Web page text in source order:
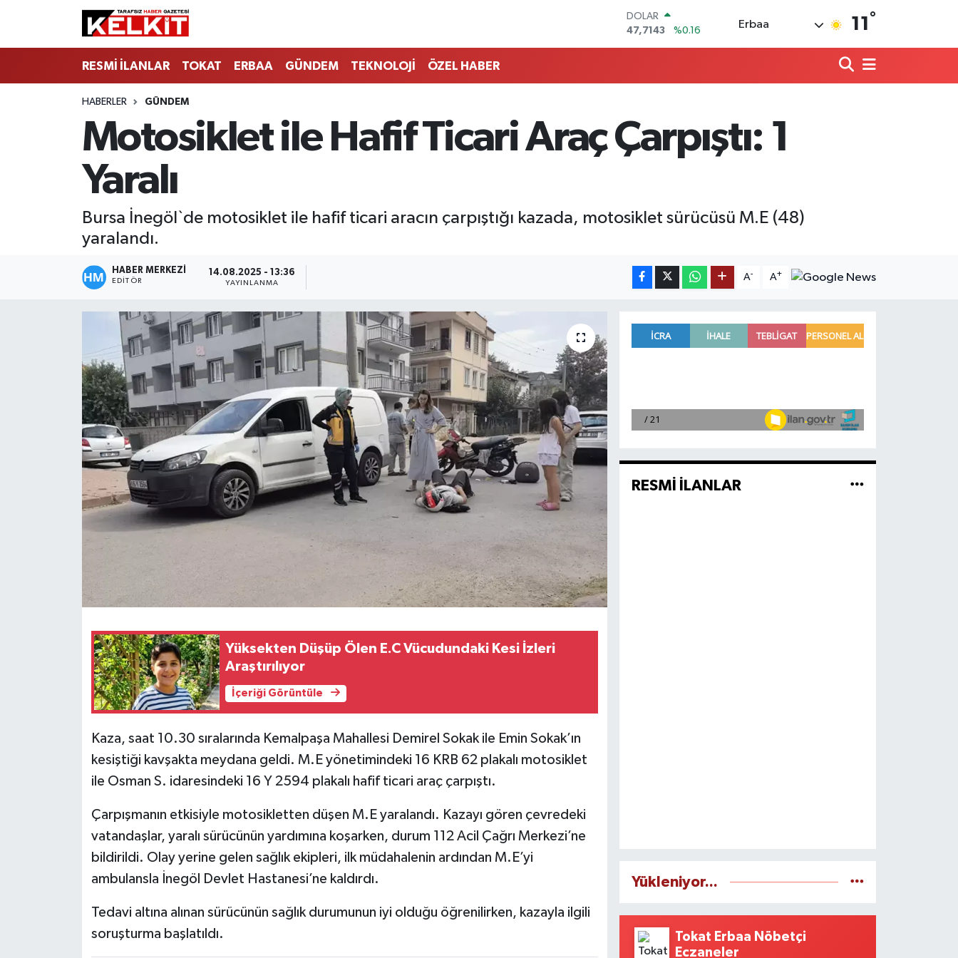
DOLAR
47,7143
%0.16
BİST100
13.799
%70
BITCOIN
Erbaa 11 °
RESMİ İLANLAR TOKAT ERBAA GÜNDEM TEKNOLOJİ ÖZEL HABER
HABERLER GÜNDEM
Motosiklet ile Hafif Ticari Araç Çarpıştı: 1
Yaralı
Bursa İnegöl`de motosiklet ile hafif ticari aracın çarpıştığı kazada, motosiklet sürücüsü M.E (48)
yaralandı.
HABER MERKEZİ
EDITÖR
14.08.2025 - 13:36
YAYINLANMA
A- A+
Yüksekten Düşüp Ölen E.C Vücudundaki Kesi İzleri
Araştırılıyor
İçeriği Görüntüle
Kaza, saat 10.30 sıralarında Kemalpaşa Mahallesi Demirel Sokak ile Emin Sokak’ın
kesiştiği kavşakta meydana geldi. M.E yönetimindeki 16 KRB 62 plakalı motosiklet
ile Osman S. idaresindeki 16 Y 2594 plakalı hafif ticari araç çarpıştı.
Çarpışmanın etkisiyle motosikletten düşen M.E yaralandı. Kazayı gören çevredeki
vatandaşlar, yaralı sürücünün yardımına koşarken, durum 112 Acil Çağrı Merkezi’ne
bildirildi. Olay yerine gelen sağlık ekipleri, ilk müdahalenin ardından M.E’yi
ambulansla İnegöl Devlet Hastanesi’ne kaldırdı.
Tedavi altına alınan sürücünün sağlık durumunun iyi olduğu öğrenilirken, kazayla ilgili
soruşturma başlatıldı.
RESMİ İLANLAR
Yükleniyor...
Tokat Erbaa Nöbetçi
Eczaneler